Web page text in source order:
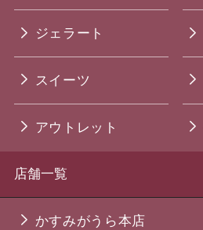
ジェラート
スイーツ
アウトレット
店舗一覧
かすみがうら本店